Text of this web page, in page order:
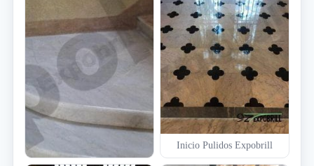
Inicio Pulidos Expobrill